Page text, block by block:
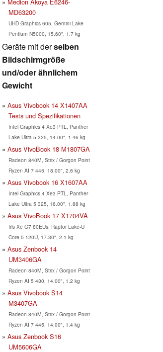
MD63200
UHD Graphics 605, Gemini Lake
Pentium N5000, 15.60", 1.7 kg
Geräte mit derselben
Bildschirmgröße
und/oder ähnlichem
Gewicht
Asus Vivobook 14 X1407AA
Tests und Spezifikationen
Intel Graphics 4 Xe3 PTL, Panther
Lake Ultra 5 325, 14.00", 1.46 kg
Asus VivoBook 18 M1807GA
Radeon 840M, Strix / Gorgon Point
Ryzen AI 7 445, 18.00", 2.6 kg
Asus Vivobook 16 X1607AA
Intel Graphics 4 Xe3 PTL, Panther
Lake Ultra 5 325, 16.00", 1.88 kg
Asus VivoBook 17 X1704VA
Iris Xe G7 80EUs, Raptor Lake-U
Core 5 120U, 17.30", 2.1 kg
Asus Zenbook 14
UM3406GA
Radeon 840M, Strix / Gorgon Point
Ryzen AI 5 430, 14.00", 1.2 kg
Asus Vivobook S14
M3407GA
Radeon 840M, Strix / Gorgon Point
Ryzen AI 7 445, 14.00", 1.4 kg
Asus Zenbook S16
UM5606GA